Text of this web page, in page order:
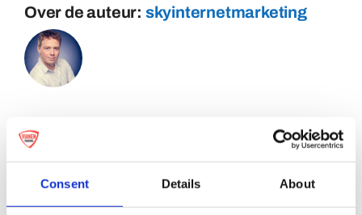
Consent Details About
Over de auteur: skyinternetmarketing